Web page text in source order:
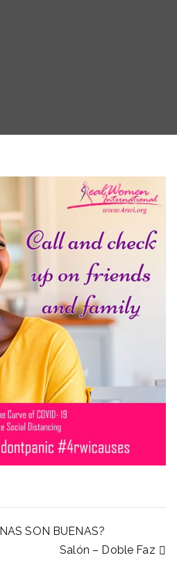
SON BUENAS?
Salón – Doble Faz